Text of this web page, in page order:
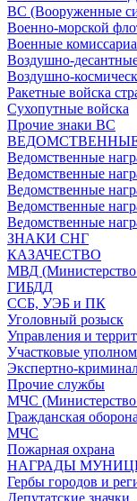
ВС (Вооруженные
Военно-морской
Военные
Воздушно-
Воздушно-
Ракетные войска
Сухопутные войска
Прочие знаки ВС
Ведомственные
Ведомственные
Ведомственные
Ведомственные
Ведомственные
ЗНАКИ СНГ
КАЗАЧЕСТВО
МВД (Министерство
ГИБДД
ССБ, УЭБ и ПК
Уголовный розыск
Управления и
Участковые
Экспертно-
Прочие службы
МЧС (Министерство
Гражданская
МЧС
Пожарная охрана
НАГРАДЫ
Гербы городов и
Депутатские значки